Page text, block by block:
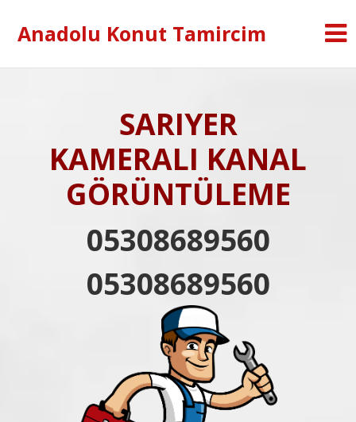
Anadolu Konut Tamircim
SARIYER
KAMERALI KANAL
GÖRÜNTÜLEME
05308689560
05308689560